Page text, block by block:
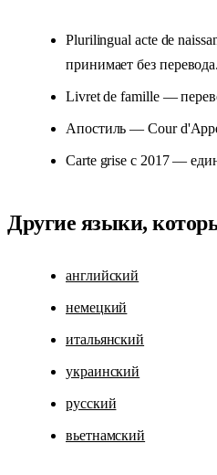
Plurilingual acte de
принимает без перевода.
Livret de famille —
Апостиль — Cour
Carte grise с 2017 —
Другие языки,
английский
немецкий
итальянский
украинский
русский
вьетнамский